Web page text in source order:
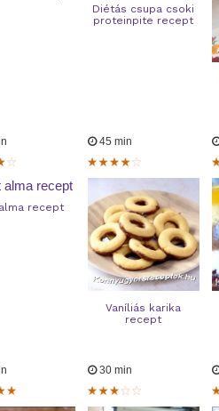
Diétás csupa csoki
proteinpite recept
recept
45 min
Vaníliás karika
recept
30 min